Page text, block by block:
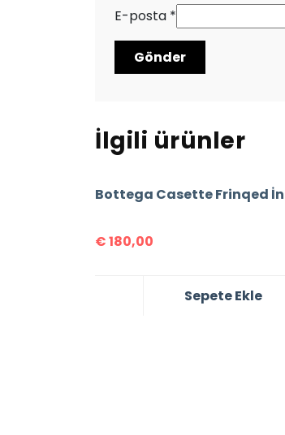
E-posta *
İlgili ürünler
€180,00
Sepete Ekle